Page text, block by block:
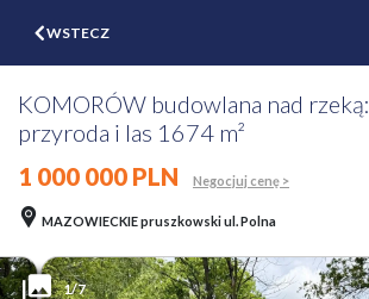
WSTECZ
KOMORÓW budowlana nad
przyroda i las 1674 m²
1 000 000 PLN
Negocjuj cenę >
MAZOWIECKIE pruszkowski ul. Polna
1/7